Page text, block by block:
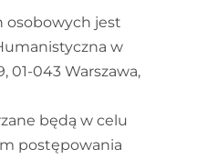
osobowych jest
w
01-043 Warszawa,
będą w celu
postępowania